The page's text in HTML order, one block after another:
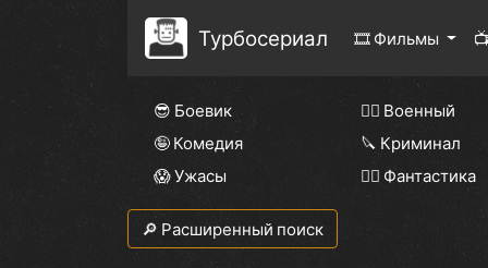
Турбосериал 🎞 Фильмы
😎 Боевик 👨‍✈️ Военный
🤪 Комедия
🔪 Криминал
😱 Ужасы
🧙‍♀️ Фантастика
🔎 Расширенный поиск